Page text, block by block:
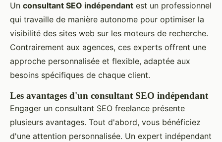
Un consultant SEO indépendant est un professionnel
qui travaille de manière autonome pour optimiser la
visibilité des sites web sur les moteurs de recherche.
Contrairement aux agences, ces experts offrent une
approche personnalisée et flexible, adaptée aux
besoins spécifiques de chaque client.
Les avantages d'un consultant SEO indépendant
Engager un consultant SEO freelance présente
plusieurs avantages. Tout d'abord, vous bénéficiez
d'une attention personnalisée. Un expert indépendant